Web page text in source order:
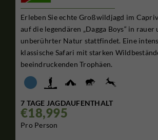
Erleben Sie echte Großwildjagd im
auf die legendären „Dagga Boys“ in rauer
unberührter Natur stattfindet. Eine
klassische Safari mit starken
beeindruckenden Trophäen.
7 TAGE JAGDAUFENTHALT
€18,995
Pro Person